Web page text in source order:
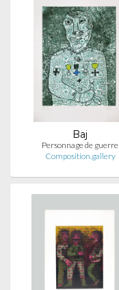
Baj
Personnage de guerre
Composition.gallery